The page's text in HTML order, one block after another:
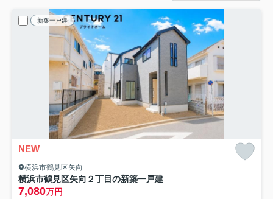
新築一戸建
NEW
横浜市鶴見区矢向
横浜市鶴見区矢向２丁目の新築一戸建
7,080万円